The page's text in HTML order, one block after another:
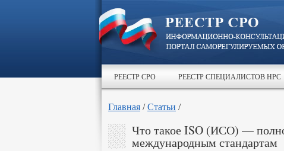
РЕЕСТР СРО РЕЕСТР СПЕЦИАЛИСТОВ НРС
Главная /Статьи /
Что такое ISO (ИСО) —
международным стандартам